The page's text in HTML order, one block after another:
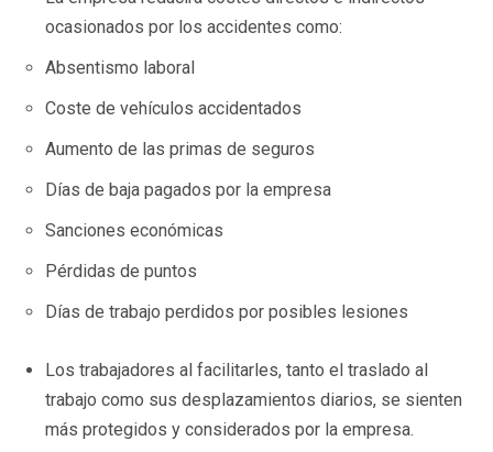
ocasionados por los accidentes como:
Absentismo laboral
Coste de vehículos accidentados
Aumento de las primas de seguros
Días de baja pagados por la empresa
Sanciones económicas
Pérdidas de puntos
Días de trabajo perdidos por posibles lesiones
Los trabajadores al facilitarles, tanto el traslado al
trabajo como sus desplazamientos diarios, se sienten
más protegidos y considerados por la empresa.